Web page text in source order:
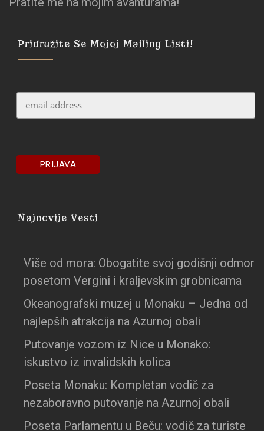
Pridružite Se Mojoj Mailing Listi!
Najnovije Vesti
Više od mora: Obogatite svoj godišnji odmor
posetom Vergini i kraljevskim grobnicama
Okeanografski muzej u Monaku – Jedna od
najlepših atrakcija na Azurnoj obali
Putovanje vozom iz Nice u Monako:
iskustvo iz invalidskih kolica
Poseta Monaku: Kompletan vodič za
nezaboravno putovanje na Azurnoj obali
Poseta Parlamentu u Beču: vodič za turiste